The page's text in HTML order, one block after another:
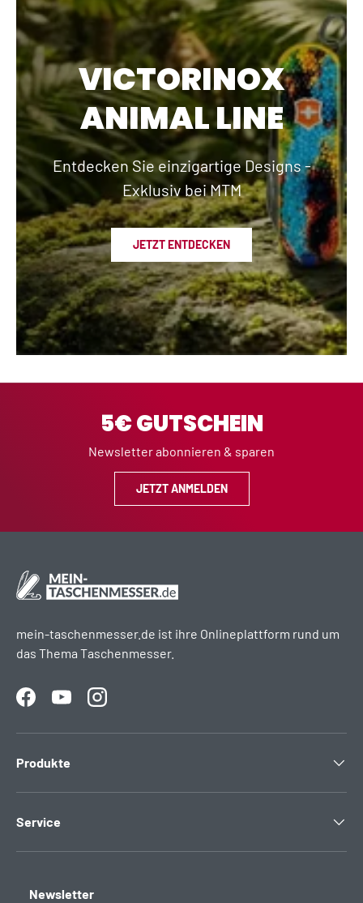
VICTORINOX
ANIMAL LINE
Entdecken Sie einzigartige Designs -
Exklusiv bei MTM
JETZT ENTDECKEN
5€ GUTSCHEIN
Newsletter abonnieren & sparen
JETZT ANMELDEN
mein-taschenmesser.de ist ihre Onlineplattform rund um
das Thema Taschenmesser.
FacebookYouTubeInstagram
Produkte
Service
Newsletter